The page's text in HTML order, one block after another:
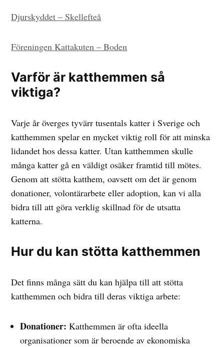
Djurskyddet – Skellefteå
Föreningen Kattakuten – Boden
Varför är katthemmen så
viktiga?
Varje år överges tyvärr tusentals katter i Sverige och
katthemmen spelar en mycket viktig roll för att minska
lidandet hos dessa katter. Utan katthemmen skulle
många katter gå en väldigt osäker framtid till mötes.
Genom att stötta katthem, oavsett om det är genom
donationer, volontärarbete eller adoption, kan vi alla
bidra till att göra verklig skillnad för de utsatta
katterna.
Hur du kan stötta katthemmen
Det finns många sätt du kan hjälpa till att stötta
katthemmen och bidra till deras viktiga arbete:
Donationer: Katthemmen är ofta ideella
organisationer som är beroende av ekonomiska